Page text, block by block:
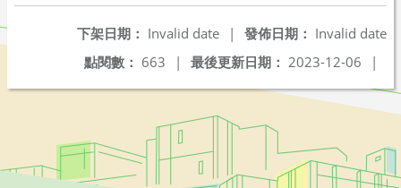
發佈日期： Invalid date
下架日期： Invalid date
|
最後更新日期： 2023-12-06 |
點閱數： 663 |